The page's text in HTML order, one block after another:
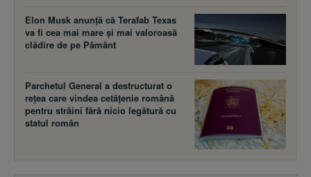
Elon Musk anunță că Terafab Texas
va fi cea mai mare și mai valoroasă
clădire de pe Pământ
Parchetul General a destructurat o
rețea care vindea cetățenie română
pentru străini fără nicio legătură cu
statul român